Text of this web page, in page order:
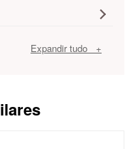
Expandir tudo +